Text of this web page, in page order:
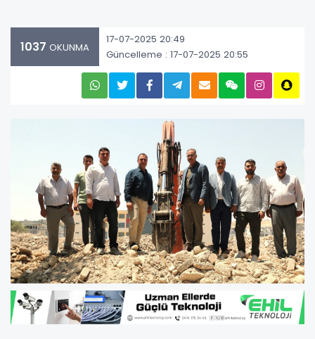
1037 OKUNMA
17-07-2025 20:49
Güncelleme : 17-07-2025 20:55